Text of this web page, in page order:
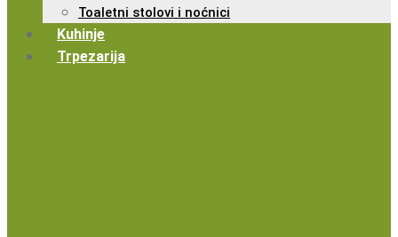
Toaletni stolovi i noćnici
Kuhinje
Trpezarija